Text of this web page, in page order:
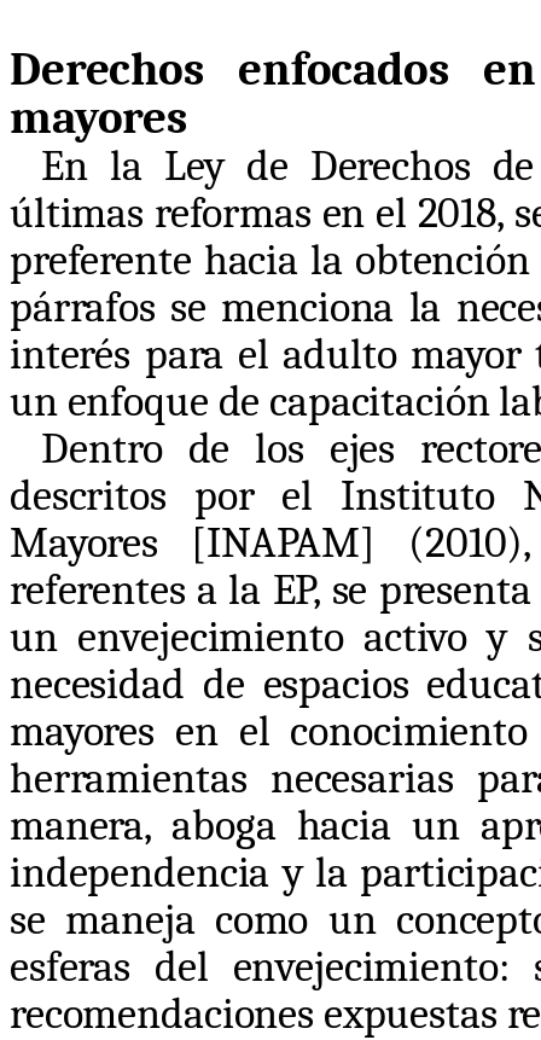
Derechos enfocados
mayores
En la Ley de Derechos
últimas reformas en el 2018,
preferente hacia la
párrafos se menciona la
interés para el adulto
un enfoque de capacitación
Dentro de los ejes
descritos por el Instituto
Mayores [INAPAM]
referentes a la EP, se
un envejecimiento activo y
necesidad de espacios
mayores en el
herramientas necesarias
manera, aboga hacia un
independencia y la
se maneja como un
esferas del
recomendaciones expuestas